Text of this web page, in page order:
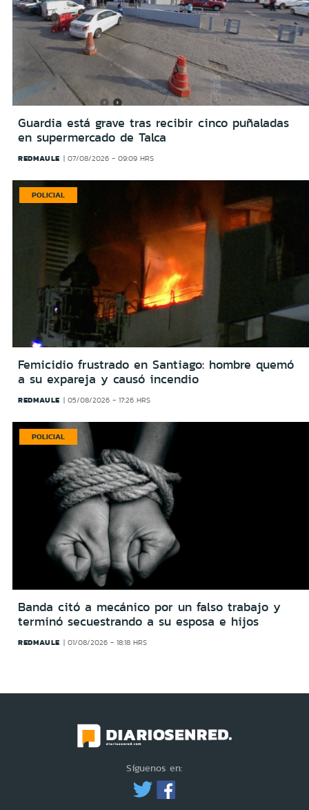
Guardia está grave tras recibir cinco puñaladas
en supermercado de Talca
REDMAULE 07/08/2026 - 09:09 HRS
POLICIAL
Femicidio frustrado en Santiago: hombre quemó
a su expareja y causó incendio
REDMAULE 05/08/2026 - 17:26 HRS
POLICIAL
Banda citó a mecánico por un falso trabajo y
terminó secuestrando a su esposa e hijos
REDMAULE 01/08/2026 - 18:18 HRS
Síguenos en: